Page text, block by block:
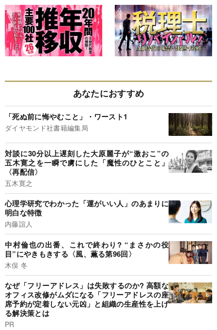
あなたにおすすめ
「死ぬ前に悔やむこと」・ワースト1
ダイヤモンド社書籍編集局
対談に30分以上遅刻した大原麗子が“激おこ”の
五木寛之を一瞬で虜にした「魔性のひとこと」
〈再配信〉
五木寛之
心理学研究でわかった「運がいい人」のあまりに
明白な特徴
内藤誼人
中村倫也の出番、これで終わり? “まさかの役
目”にやきもきする〈風、薫る第96回〉
木俣 冬
なぜ「フリーアドレス」は失敗するのか? 高額な
オフィス改修がムダになる「フリーアドレスの座
席予約が定着しない元凶」と組織の生産性を上げ
る解決策とは
PR